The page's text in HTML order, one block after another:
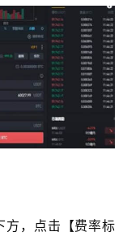
方，点击【费率标